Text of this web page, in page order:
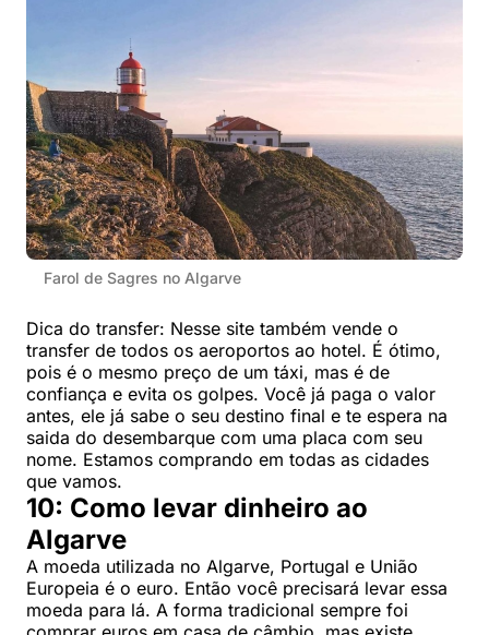
Farol de Sagres no Algarve
Dica do transfer: Nesse site também vende o
transfer de todos os aeroportos ao hotel. É ótimo,
pois é o mesmo preço de um táxi, mas é de
confiança e evita os golpes. Você já paga o valor
antes, ele já sabe o seu destino final e te espera na
saida do desembarque com uma placa com seu
nome. Estamos comprando em todas as cidades
que vamos.
10: Como levar dinheiro ao
Algarve
A moeda utilizada no Algarve, Portugal e União
Europeia é o euro. Então você precisará levar essa
moeda para lá. A forma tradicional sempre foi